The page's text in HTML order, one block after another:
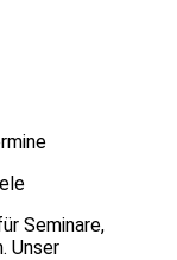
Seminare,
Unser